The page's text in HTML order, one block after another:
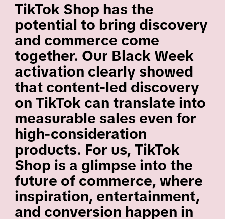
TikTok Shop has the
potential to bring discovery
and commerce come
together. Our Black Week
activation clearly showed
that content-led discovery
on TikTok can translate into
measurable sales even for
high-consideration
products. For us, TikTok
Shop is a glimpse into the
future of commerce, where
inspiration, entertainment,
and conversion happen in